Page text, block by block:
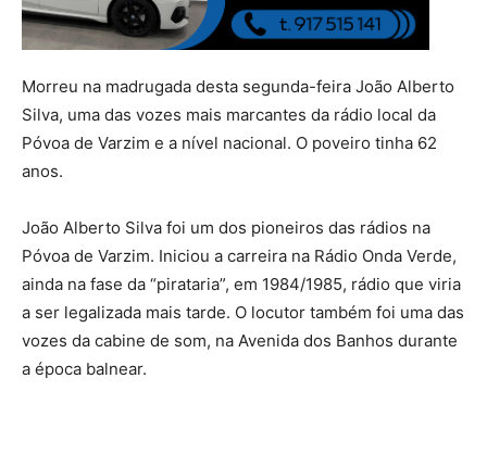
Morreu na madrugada desta segunda-feira João Alberto
Silva, uma das vozes mais marcantes da rádio local da
Póvoa de Varzim e a nível nacional. O poveiro tinha 62
anos.
João Alberto Silva foi um dos pioneiros das rádios na
Póvoa de Varzim. Iniciou a carreira na Rádio Onda Verde,
ainda na fase da “pirataria”, em 1984/1985, rádio que viria
a ser legalizada mais tarde. O locutor também foi uma das
vozes da cabine de som, na Avenida dos Banhos durante
a época balnear.